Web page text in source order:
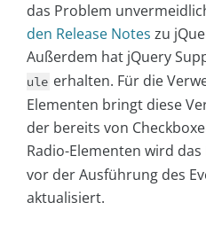
das Problem
den Release Notes zu
Außerdem hat jQuery
ule erhalten. Für die
Elementen bringt diese
der bereits von
Radio-Elementen wird
vor der Ausführung des
aktualisiert.